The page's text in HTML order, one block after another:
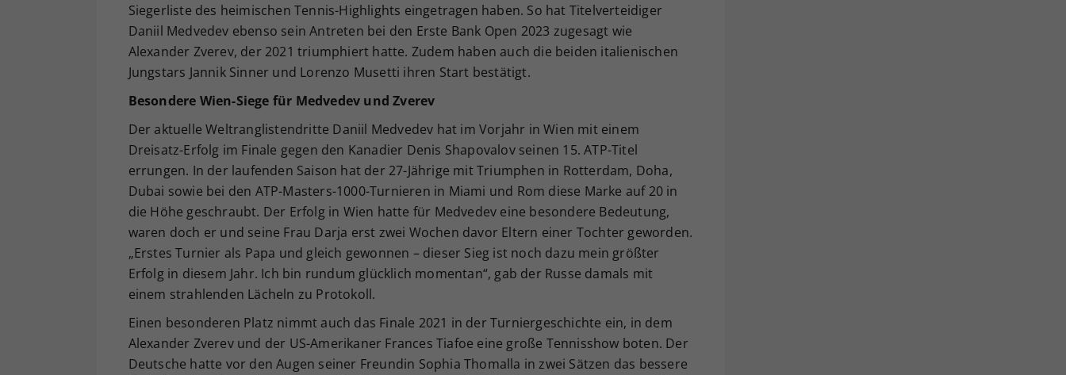
Siegerliste des heimischen Tennis-Highlights eingetragen haben. So hat Titelverteidiger
Daniil Medvedev ebenso sein Antreten bei den Erste Bank Open 2023 zugesagt wie
Alexander Zverev, der 2021 triumphiert hatte. Zudem haben auch die beiden italienischen
Jungstars Jannik Sinner und Lorenzo Musetti ihren Start bestätigt.
Besondere Wien-Siege für Medvedev und Zverev
Der aktuelle Weltranglistendritte Daniil Medvedev hat im Vorjahr in Wien mit einem
Dreisatz-Erfolg im Finale gegen den Kanadier Denis Shapovalov seinen 15. ATP-Titel
errungen. In der laufenden Saison hat der 27-Jährige mit Triumphen in Rotterdam, Doha,
Dubai sowie bei den ATP-Masters-1000-Turnieren in Miami und Rom diese Marke auf 20 in
die Höhe geschraubt. Der Erfolg in Wien hatte für Medvedev eine besondere Bedeutung,
waren doch er und seine Frau Darja erst zwei Wochen davor Eltern einer Tochter geworden.
„Erstes Turnier als Papa und gleich gewonnen – dieser Sieg ist noch dazu mein größter
Erfolg in diesem Jahr. Ich bin rundum glücklich momentan“, gab der Russe damals mit
einem strahlenden Lächeln zu Protokoll.
Einen besonderen Platz nimmt auch das Finale 2021 in der Turniergeschichte ein, in dem
Alexander Zverev und der US-Amerikaner Frances Tiafoe eine große Tennisshow boten. Der
Deutsche hatte vor den Augen seiner Freundin Sophia Thomalla in zwei Sätzen das bessere